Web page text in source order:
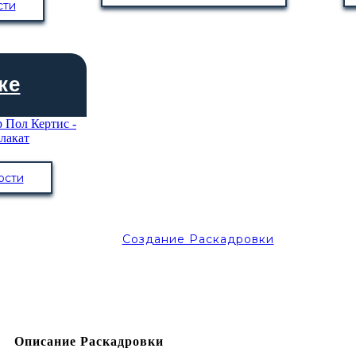
Создание Раскадровки
Описание Раскадровки